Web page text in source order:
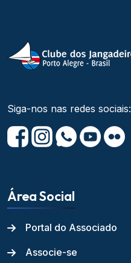
Siga-nos nas redes sociais:
Área Social
Portal do Associado
Associe-se